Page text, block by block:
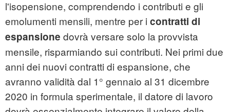
l'isopensione, comprendendo i contributi e gli
emolumenti mensili, mentre per i contratti di
espansione dovrà versare solo la provvista
mensile, risparmiando sui contributi. Nei primi due
anni dei nuovi contratti di espansione, che
avranno validità dal 1° gennaio al 31 dicembre
2020 in formula sperimentale, il datore di lavoro